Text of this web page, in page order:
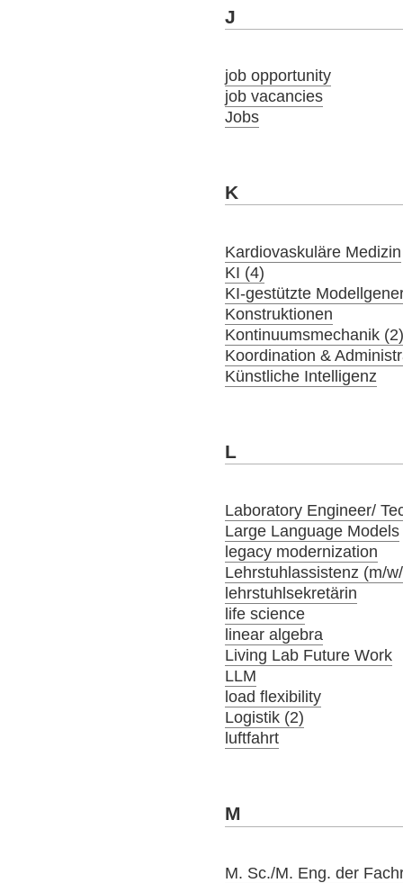
J
job opportunity
job vacancies
Jobs
K
Kardiovaskuläre Medizin
KI (4)
KI-gestützte
Konstruktionen
Kontinuumsmechanik
Koordination &
Künstliche Intelligenz
L
Laboratory Engineer/
Large Language Models
legacy modernization
Lehrstuhlassistenz (m/
lehrstuhlsekretärin
life science
linear algebra
Living Lab Future Work
LLM
load flexibility
Logistik (2)
luftfahrt
M
M. Sc./M. Eng. der